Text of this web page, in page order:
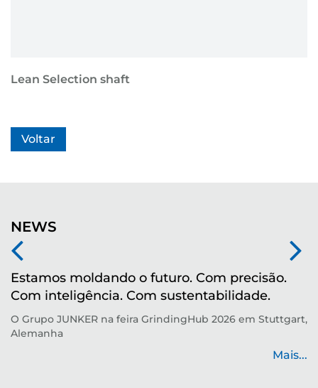
Lean Selection shaft
Voltar
NEWS
Estamos moldando o futuro. Com precisão.
Com inteligência. Com sustentabilidade.
O Grupo JUNKER na feira GrindingHub 2026 em Stuttgart,
Alemanha
Mais...